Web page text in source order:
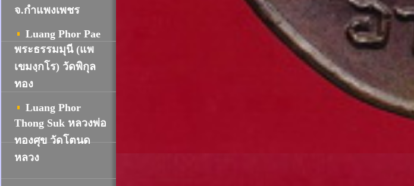
จ.กำแพงเพชร
Luang Phor Pae
พระธรรมมุนี (แพ
เขมงฺกโร) วัดพิกุล
ทอง
Luang Phor
Thong Suk หลวงพ่อ
ทองศุข วัดโตนด
หลวง